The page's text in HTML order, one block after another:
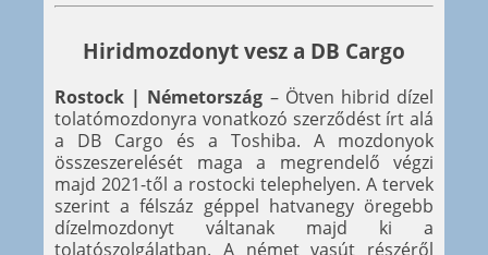
Hiridmozdonyt vesz a DB Cargo
Rostock | Németország – Ötven hibrid dízel
tolatómozdonyra vonatkozó szerződést írt alá
a DB Cargo és a Toshiba. A mozdonyok
összeszerelését maga a megrendelő végzi
majd 2021-től a rostocki telephelyen. A tervek
szerint a félszáz géppel hatvanegy öregebb
dízelmozdonyt váltanak majd ki a
tolatószolgálatban. A német vasút részéről